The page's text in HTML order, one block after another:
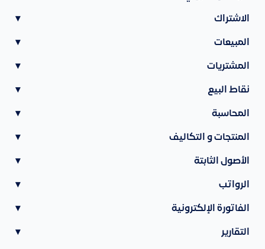
الاشتراك ▾
المبيعات ▾
المشتريات ▾
نقاط البيع ▾
المحاسبة ▾
المنتجات و التكاليف ▾
الأصول الثابتة ▾
الرواتب ▾
الفاتورة الإلكترونية ▾
التقارير ▾